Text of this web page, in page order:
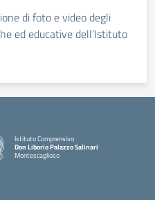
di foto e video degli
ed educative dell’Istituto
Istituto Comprensivo
Don Liborio Palazzo Salinari
Montescaglioso